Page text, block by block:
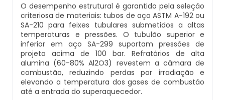
Caldeiraria Pesada
Caldeiras De Recuperação De Calor Sensivel
Caldeiras E Aquecedores
Caldeiras E Vasos De Pressão
Inspeção Dimensional De Caldeiraria
Inspeção Dimensional De Caldeiraria E Tubulação
Inspeção Em Caldeiras
Montagem De Caldeiras A Vapor
Montagem De Caldeiras Preço
Montagem De Caldeiras A Gás
Montagem De Caldeiras A Lenha
Caldeira Vapor A Lenha
Compra E Venda De Caldeiras Usadas
Comprar Caldeira A Vapor
Comprar Caldeira De Vapor
Empresa De Manutenção De Caldeira A Gás
Fornecedor De Caldeira A Gás
Manutenção De Caldeira A Gás
Onde Comprar Caldeira A Gás
O desempenho estrutural é garantido pela seleção
criteriosa de materiais: tubos de aço ASTM A-192 ou
SA-210 para feixes tubulares submetidos a altas
temperaturas e pressões. O tubulão superior e
inferior em aço SA-299 suportam pressões de
projeto acima de 100 bar. Refratários de alta
alumina (60-80% Al2O3) revestem a câmara de
combustão, reduzindo perdas por irradiação e
elevando a temperatura dos gases de combustão
até a entrada do superaquecedor.